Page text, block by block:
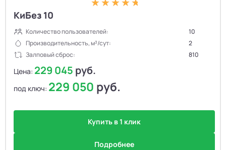
КиБез 10
Количество пользователей:
10
Производительность, м³/сут:
2
Залповый сброс:
810
Цена: 229 045 руб.
под ключ: 229 050 руб.
Купить в 1 клик
Подробнее